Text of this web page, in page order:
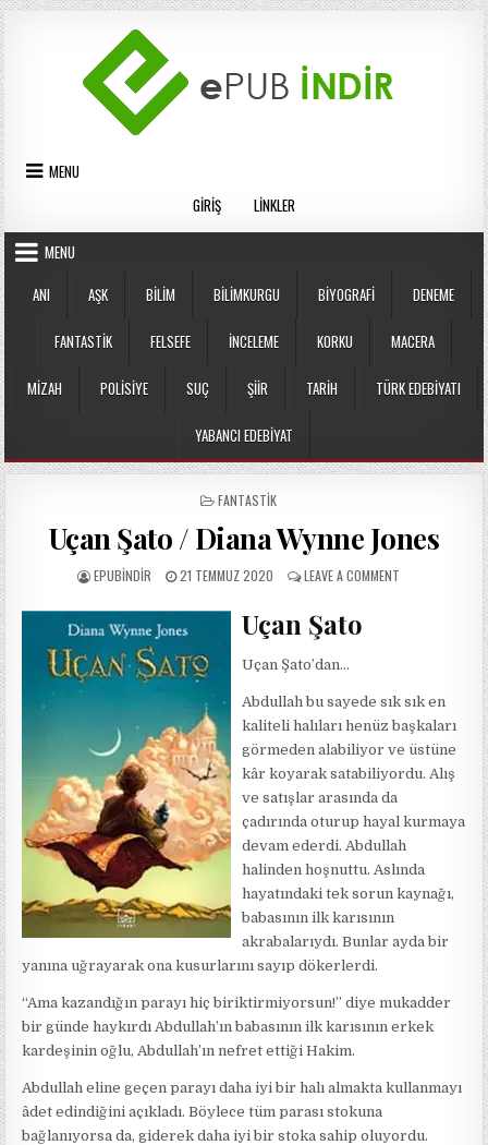
Skip
to
content
MENU
GIRIŞ
LINKLER
MENU
ANI
AŞK BILIM BILIMKURGU BIYOGRAFI DENEME
FANTASTIK FELSEFE İNCELEME KORKU MACERA
MIZAH POLISIYE SUÇ ŞIIR TARIH TÜRK EDEBIYATI
YABANCI EDEBIYAT
POSTED
FANTASTIK
Uçan Şato / Diana Wynne Jones
AUTHOR:
EPUBINDIR
PUBLISHED
21 TEMMUZ 2020 LEAVE A COMMENT
Uçan Şato
Uçan Şato’dan…
Abdullah bu sayede sık sık en
kaliteli halıları henüz başkaları
görmeden alabiliyor ve üstüne
kâr koyarak satabiliyordu. Alış
ve satışlar arasında da
çadırında oturup hayal kurmaya
devam ederdi. Abdullah
halinden hoşnuttu. Aslında
hayatındaki tek sorun kaynağı,
babasının ilk karısının
akrabalarıydı. Bunlar ayda bir
yanına uğrayarak ona kusurlarını sayıp dökerlerdi.
“Ama kazandığın parayı hiç biriktirmiyorsun!” diye mukadder
bir günde haykırdı Abdullah’ın babasının ilk karısının erkek
kardeşinin oğlu, Abdullah’ın nefret ettiği Hakim.
Abdullah eline geçen parayı daha iyi bir halı almakta kullanmayı
âdet edindiğini açıkladı. Böylece tüm parası stokuna
bağlanıyorsa da, giderek daha iyi bir stoka sahip oluyordu.